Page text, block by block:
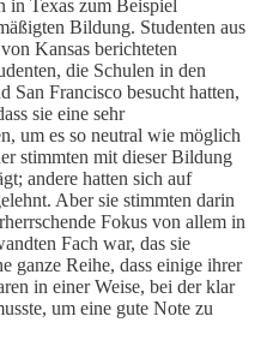
in Texas zum Beispiel
Bildung. Studenten aus
Kansas berichteten
die Schulen in den
Francisco besucht hatten,
sie eine sehr
um es so neutral wie möglich
stimmten mit dieser Bildung
andere hatten sich auf
Aber sie stimmten darin
Fokus von allem in
Fach war, das sie
ganze Reihe, dass einige ihrer
in einer Weise, bei der klar
um eine gute Note zu